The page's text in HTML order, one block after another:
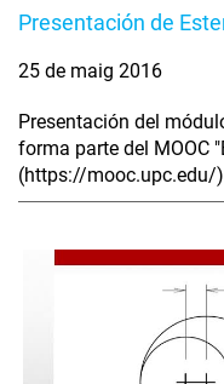
Presentación de
25 de maig 2016
Presentación del
forma parte del MOOC
(https://mooc.upc.edu/)